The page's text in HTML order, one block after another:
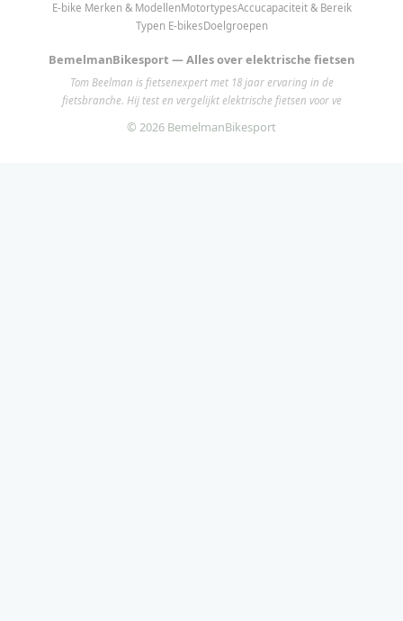
E-bike Merken & ModellenMotortypesAccucapaciteit & Bereik
Typen E-bikesDoelgroepen
BemelmanBikesport — Alles over elektrische fietsen
Tom Beelman is fietsenexpert met 18 jaar ervaring in de
fietsbranche. Hij test en vergelijkt elektrische fietsen voor ve
© 2026 BemelmanBikesport